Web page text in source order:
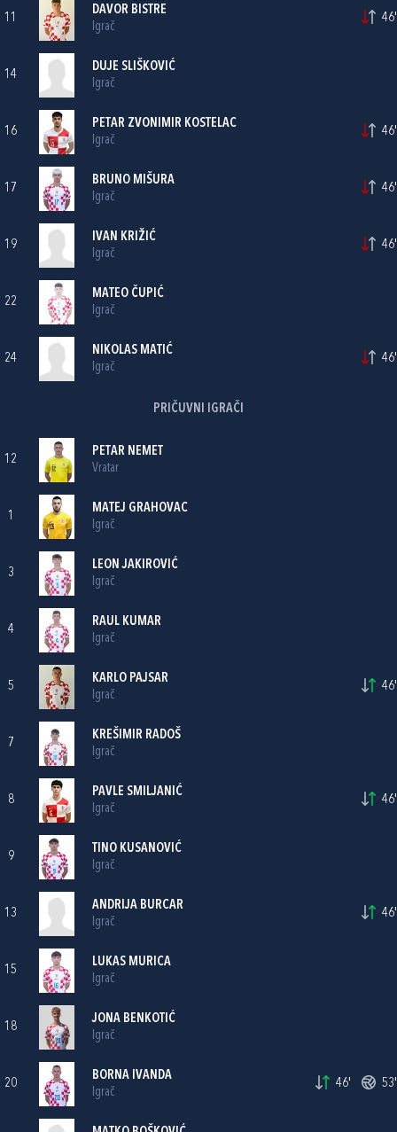
11
DAVOR BISTRE
Igrač
46'
14
DUJE SLIŠKOVIĆ
Igrač
16
PETAR ZVONIMIR KOSTELAC
Igrač
46'
17
BRUNO MIŠURA
Igrač
46'
19
IVAN KRIŽIĆ
Igrač
46'
22
MATEO ČUPIĆ
Igrač
24
NIKOLAS MATIĆ
Igrač
46'
PRIČUVNI IGRAČI
12
PETAR NEMET
Vratar
1
MATEJ GRAHOVAC
Igrač
3
LEON JAKIROVIĆ
Igrač
4
RAUL KUMAR
Igrač
5
KARLO PAJSAR
Igrač
46'
7
KREŠIMIR RADOŠ
Igrač
8
PAVLE SMILJANIĆ
Igrač
46'
9
TINO KUSANOVIĆ
Igrač
13
ANDRIJA BURCAR
Igrač
46'
15
LUKAS MURICA
Igrač
18
JONA BENKOTIĆ
Igrač
20
BORNA IVANDA
Igrač
46' 53'